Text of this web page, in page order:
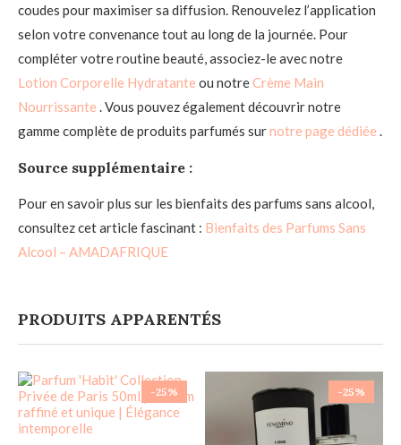
coudes pour maximiser sa diffusion. Renouvelez l’application
selon votre convenance tout au long de la journée. Pour
compléter votre routine beauté, associez-le avec notre
Lotion Corporelle Hydratante ou notreCrème Main
Nourrissante . Vous pouvez également découvrir notre
gamme complète de produits parfumés surnotre page dédiée .
Source supplémentaire :
Pour en savoir plus sur les bienfaits des parfums sans alcool,
consultez cet article fascinant : Bienfaits des Parfums Sans
Alcool – AMADAFRIQUE
PRODUITS APPARENTÉS
-25% -25%